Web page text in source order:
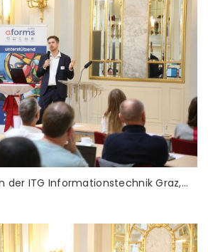
der ITG Informationstechnik Graz,…